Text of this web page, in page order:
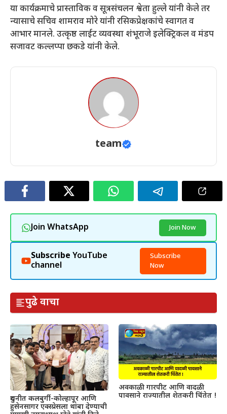
या कार्यक्रमाचे प्रास्ताविक व सूत्रसंचलन श्वेता हुल्ले यांनी केले तर
न्यासाचे सचिव शामराव मोरे यांनी रसिकप्रेक्षकांचे स्वागत व
आभार मानले. उत्कृष्ठ लाईट व्यवस्था शंभूराजे इलेक्ट्रिकल व मंडप
सजावट कल्लप्पा छकडे यांनी केले.
team
Join WhatsApp Join Now
Subscribe YouTube
channel
Subscribe
Now
पुढे वाचा
दुधनीत कलबुर्गी-कोल्हापूर आणि
हुसेनसागर एक्स्प्रेसला थांबा देण्याची
अवकाळी गारपीट आणि वादळी
पावसाने राज्यातील शेतकरी चिंतेत !